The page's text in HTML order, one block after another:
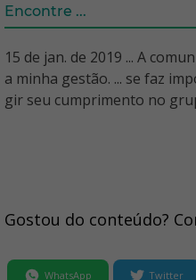
Encontre ...
15 de jan. de 2019 ... A
a minha gestão. ... se faz
gir seu cumprimento no
Gostou do conteúdo?
WhatsApp Twitter